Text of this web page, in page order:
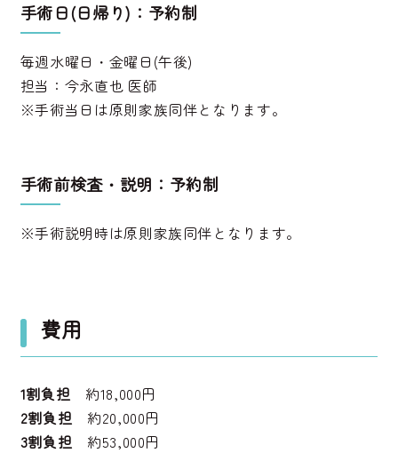
手術日(日帰り)：予約制
毎週水曜日・金曜日(午後)
担当：今永直也 医師
※手術当日は原則家族同伴となります。
手術前検査・説明：予約制
※手術説明時は原則家族同伴となります。
費用
1割負担 約18,000円
2割負担 約20,000円
3割負担 約53,000円